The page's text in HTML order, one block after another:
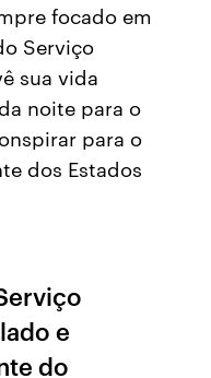
focado em
Serviço
sua vida
noite para o
para o
dos Estados
e
do